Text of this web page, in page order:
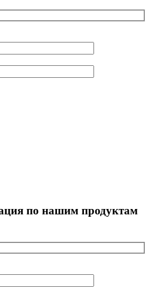
по нашим продуктам